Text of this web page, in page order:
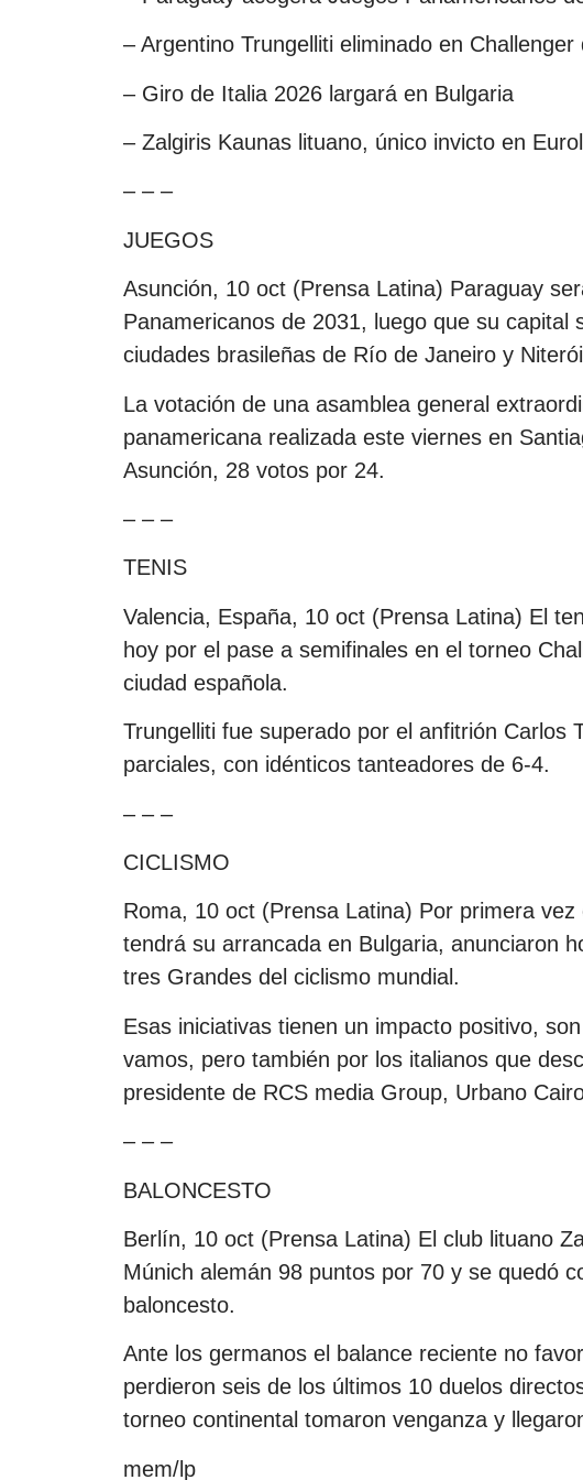
– Argentino Trungelliti eliminado en Challenger
– Giro de Italia 2026 largará en Bulgaria
– Zalgiris Kaunas lituano, único invicto en
– – –
JUEGOS
Asunción, 10 oct (Prensa Latina) Paraguay
Panamericanos de 2031, luego que su capital
ciudades brasileñas de Río de Janeiro y
La votación de una asamblea general
panamericana realizada este viernes en
Asunción, 28 votos por 24.
– – –
TENIS
Valencia, España, 10 oct (Prensa Latina) El
hoy por el pase a semifinales en el torneo
ciudad española.
Trungelliti fue superado por el anfitrión Carlos
parciales, con idénticos tanteadores de 6-4.
– – –
CICLISMO
Roma, 10 oct (Prensa Latina) Por primera
tendrá su arrancada en Bulgaria, anunciaron
tres Grandes del ciclismo mundial.
Esas iniciativas tienen un impacto positivo,
vamos, pero también por los italianos que
presidente de RCS media Group, Urbano
– – –
BALONCESTO
Berlín, 10 oct (Prensa Latina) El club lituano
Múnich alemán 98 puntos por 70 y se quedó
baloncesto.
Ante los germanos el balance reciente no
perdieron seis de los últimos 10 duelos
torneo continental tomaron venganza y
mem/lp